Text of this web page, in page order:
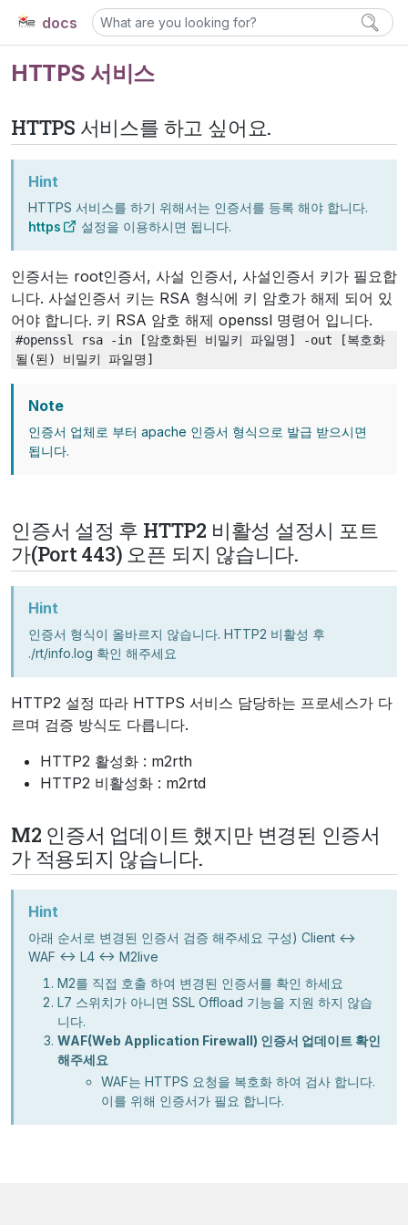
docs
HTTPS 서비스
HTTPS 서비스를 하고 싶어요.
Hint
HTTPS 서비스를 하기 위해서는 인증서를 등록 해야 합니다.
https
설정을 이용하시면 됩니다.
인증서는 root인증서, 사설 인증서, 사설인증서 키가 필요합
니다. 사설인증서 키는 RSA 형식에 키 암호가 해제 되어 있
어야 합니다. 키 RSA 암호 해제 openssl 명령어 입니다.
#openssl rsa -in [암호화된 비밀키 파일명] -out
[복호화
될(된)
비밀키 파일명]
Note
인증서 업체로 부터 apache 인증서 형식으로 발급 받으시면
됩니다.
인증서 설정 후 HTTP2 비활성 설정시 포트
가(Port 443) 오픈 되지 않습니다.
Hint
인증서 형식이 올바르지 않습니다. HTTP2 비활성 후
./rt/info.log 확인 해주세요
HTTP2 설정 따라 HTTPS 서비스 담당하는 프로세스가 다
르며 검증 방식도 다릅니다.
HTTP2 활성화 : m2rth
HTTP2 비활성화 : m2rtd
M2 인증서 업데이트 했지만 변경된 인증서
가 적용되지 않습니다.
Hint
아래 순서로 변경된 인증서 검증 해주세요 구성) Client <->
WAF <-> L4 <-> M2live
M2를 직접 호출 하여 변경된 인증서를 확인 하세요
L7 스위치가 아니면 SSL Offload 기능을 지원 하지 않습
니다.
WAF(Web Application Firewall) 인증서 업데이트 확인
해주세요
WAF는 HTTPS 요청을 복호화 하여 검사 합니다.
이를 위해 인증서가 필요 합니다.